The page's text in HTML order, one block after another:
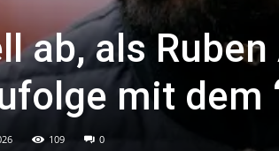
ab, als
mit dem
109 0